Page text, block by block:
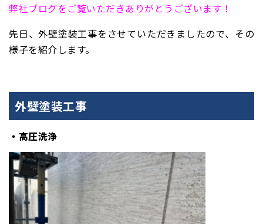
弊社ブログをご覧いただきありがとうございます！
先日、外壁塗装工事をさせていただきましたので、その
様子を紹介します。
外壁塗装工事
・高圧洗浄